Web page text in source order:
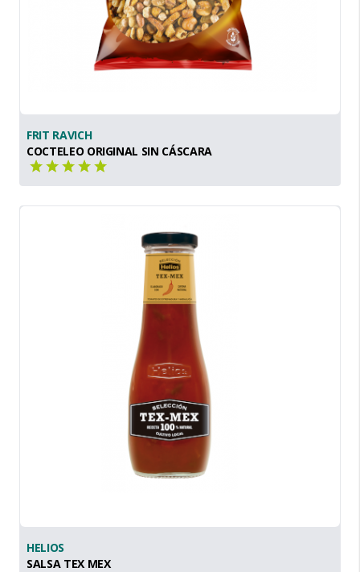
FRIT RAVICH
COCTELEO ORIGINAL SIN CÁSCARA
HELIOS
SALSA TEX MEX